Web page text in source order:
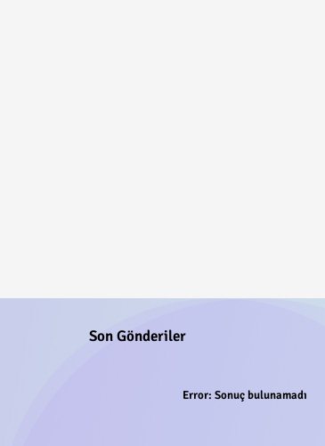
Son Gönderiler
Error: Sonuç bulunamadı